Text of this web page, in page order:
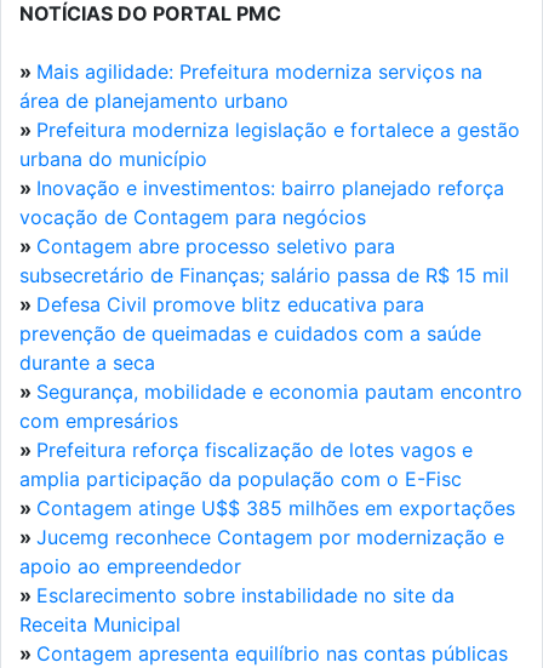
NOTÍCIAS DO PORTAL PMC
» Mais agilidade: Prefeitura moderniza serviços na
área de planejamento urbano
» Prefeitura moderniza legislação e fortalece a gestão
urbana do município
» Inovação e investimentos: bairro planejado reforça
vocação de Contagem para negócios
» Contagem abre processo seletivo para
subsecretário de Finanças; salário passa de R$ 15 mil
» Defesa Civil promove blitz educativa para
prevenção de queimadas e cuidados com a saúde
durante a seca
» Segurança, mobilidade e economia pautam encontro
com empresários
» Prefeitura reforça fiscalização de lotes vagos e
amplia participação da população com o E-Fisc
» Contagem atinge U$$ 385 milhões em exportações
» Jucemg reconhece Contagem por modernização e
apoio ao empreendedor
» Esclarecimento sobre instabilidade no site da
Receita Municipal
» Contagem apresenta equilíbrio nas contas públicas